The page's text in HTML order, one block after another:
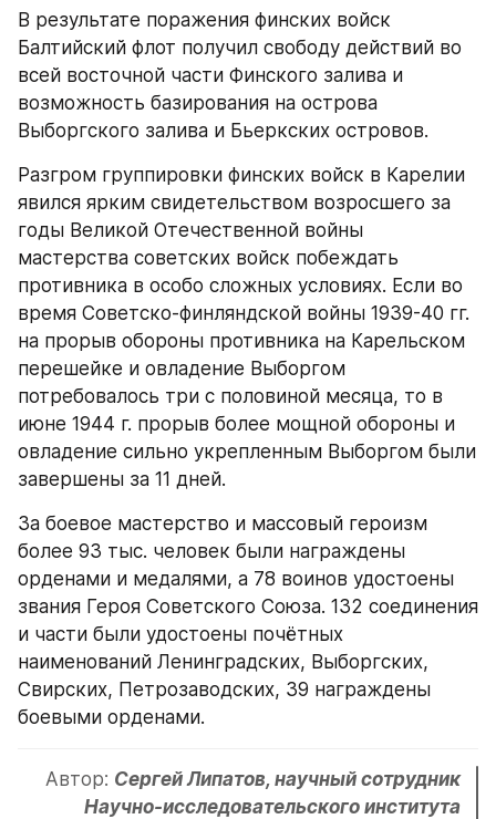
В результате поражения финских войск
Балтийский флот получил свободу действий во
всей восточной части Финского залива и
возможность базирования на острова
Выборгского залива и Бьеркских островов.
Разгром группировки финских войск в Карелии
явился ярким свидетельством возросшего за
годы Великой Отечественной войны
мастерства советских войск побеждать
противника в особо сложных условиях. Если во
время Советско-финляндской войны 1939-40 гг.
на прорыв обороны противника на Карельском
перешейке и овладение Выборгом
потребовалось три с половиной месяца, то в
июне 1944 г. прорыв более мощной обороны и
овладение сильно укрепленным Выборгом были
завершены за 11 дней.
За боевое мастерство и массовый героизм
более 93 тыс. человек были награждены
орденами и медалями, а 78 воинов удостоены
звания Героя Советского Союза. 132 соединения
и части были удостоены почётных
наименований Ленинградских, Выборгских,
Свирских, Петрозаводских, 39 награждены
боевыми орденами.
Автор: Сергей Липатов, научный сотрудник
Научно-исследовательского института